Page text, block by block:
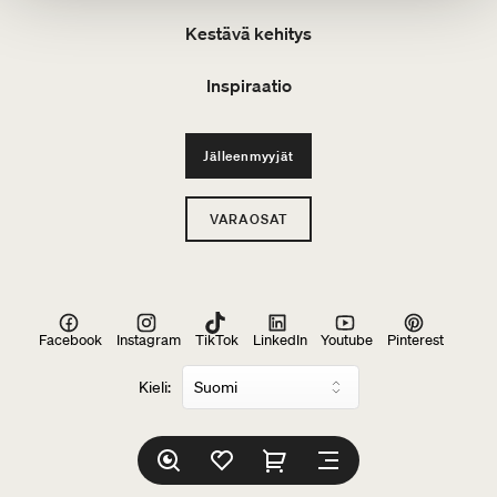
Kestävä kehitys
Inspiraatio
Jälleenmyyjät
VARAOSAT
Kieli:
Facebook Instagram TikTok LinkedIn Youtube Pinterest